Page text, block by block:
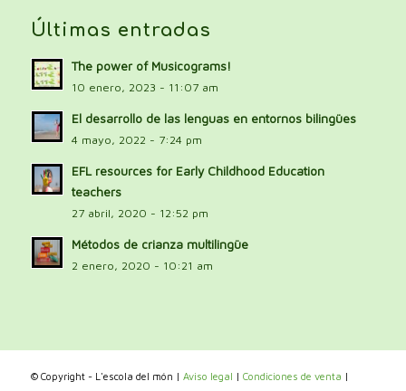
Últimas entradas
The power of Musicograms!
10 enero, 2023 - 11:07 am
El desarrollo de las lenguas en entornos bilingües
4 mayo, 2022 - 7:24 pm
EFL resources for Early Childhood Education
teachers
27 abril, 2020 - 12:52 pm
Métodos de crianza multilingüe
2 enero, 2020 - 10:21 am
© Copyright - L'escola del món | Aviso legal | Condiciones de venta |